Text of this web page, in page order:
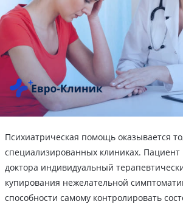
Психиатрическая помощь оказывается
специализированных клиниках. Пациент
доктора индивидуальный
купирования нежелательной
способности самому контролировать